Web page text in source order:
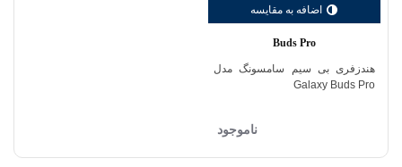
اضافه به مقایسه
Buds Pro
هندزفری بی سیم سامسونگ مدل
Galaxy Buds Pro
ناموجود